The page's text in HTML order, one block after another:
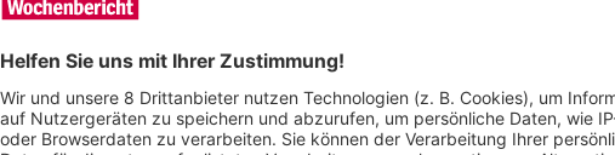
soll es sich um Britisch Kurzhaar-Kätzchen handeln, wie auf diesem